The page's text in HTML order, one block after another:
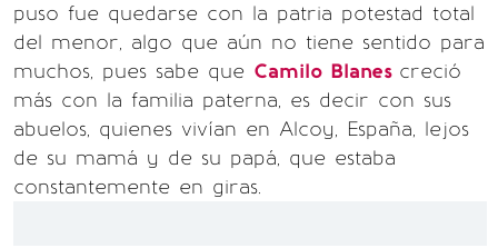
puso fue quedarse con la patria potestad total
del menor, algo que aún no tiene sentido para
muchos, pues sabe que Camilo Blanes creció
más con la familia paterna, es decir con sus
abuelos, quienes vivían en Alcoy, España, lejos
de su mamá y de su papá, que estaba
constantemente en giras.